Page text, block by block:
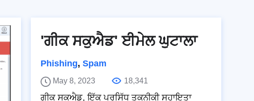
'ਗੀਕ ਸਕੁਐਡ' ਈਮੇਲ ਘੁਟਾਲਾ
Phishing, Spam
May 8, 2023 18,341
ਗੀਕ ਸਕੁਐਡ, ਇੱਕ ਪ੍ਰਸਿੱਧ ਤਕਨੀਕੀ ਸਹਾਇਤਾ